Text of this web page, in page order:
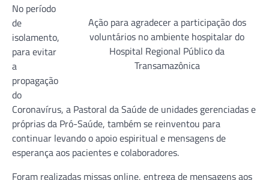
Ação para agradecer a participação dos
voluntários no ambiente hospitalar do
Hospital Regional Público da
Transamazônica
No período
de
isolamento,
para evitar
a
propagação
do
Coronavírus, a Pastoral da Saúde de unidades gerenciadas e
próprias da Pró-Saúde, também se reinventou para
continuar levando o apoio espiritual e mensagens de
esperança aos pacientes e colaboradores.
Foram realizadas missas online, entrega de mensagens aos